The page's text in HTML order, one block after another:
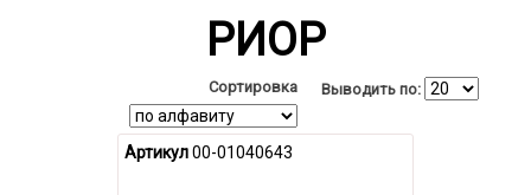
Акции и скидки
РИОР
Сортировка Выводить по:
Артикул00-01040643